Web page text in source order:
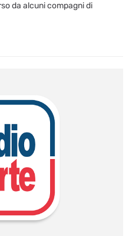
da alcuni compagni di